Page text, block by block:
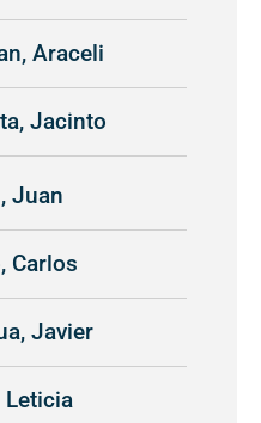
Araceli
Jacinto
Juan
Carlos
Javier
Leticia